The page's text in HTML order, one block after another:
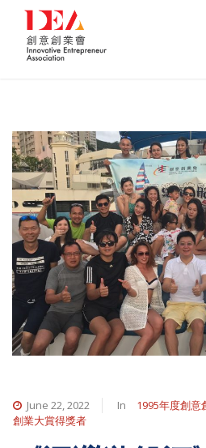
June 22, 2022 In 1995年度創意
創業大賞得獎者